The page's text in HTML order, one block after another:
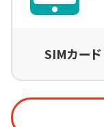
SIMカード